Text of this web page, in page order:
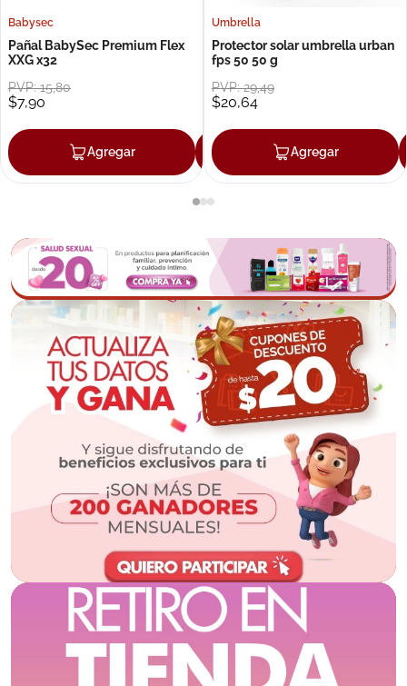
Babysec
Pañal BabySec Premium Flex
XXG x32
PVP:15,80
$7,90
Agregar Agregar
Umbrella
Protector solar umbrella urban
fps 50 50 g
PVP:29,49
$20,64
Agregar